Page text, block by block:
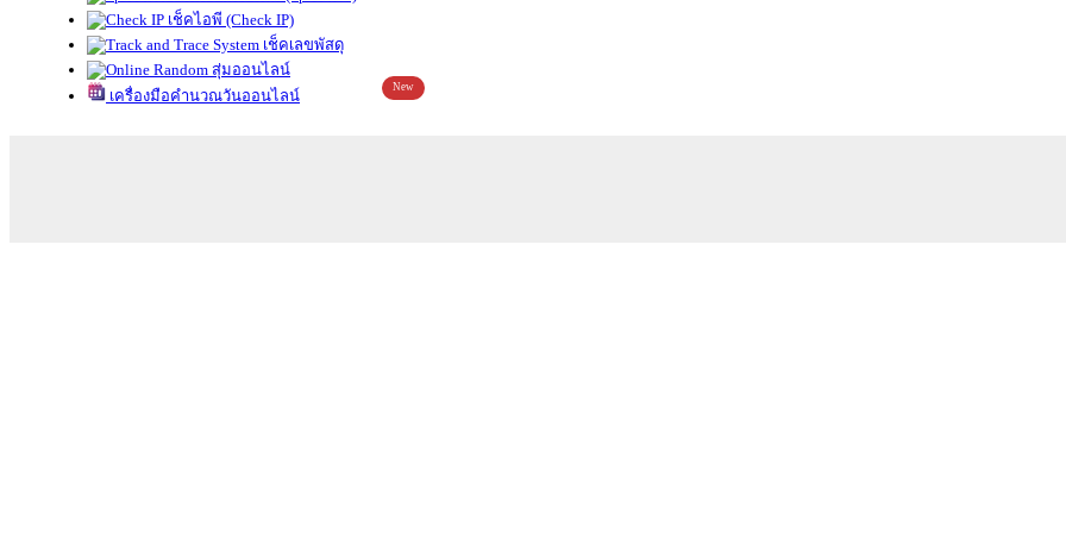
เช็คไอพี (Check IP)
เช็คเลขพัสดุ
สุ่มออนไลน์
เครื่องมือคำนวณวันออนไลน์
New